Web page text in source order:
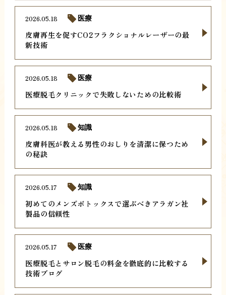
皮膚再生を促すCO2フラクショナルレーザーの最
新技術
2026.05.18 医療
医療脱毛クリニックで失敗しないための比較術
2026.05.18 医療
皮膚科医が教える男性のおしりを清潔に保つため
の秘訣
2026.05.18 知識
初めてのメンズボトックスで選ぶべきアラガン社
製品の信頼性
2026.05.17 知識
医療脱毛とサロン脱毛の料金を徹底的に比較する
技術ブログ
2026.05.17 医療